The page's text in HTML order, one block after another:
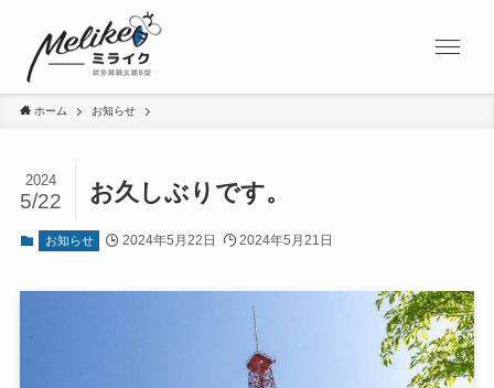
ホーム お知らせ
お久しぶりです。
2024
5/22
お知らせ 2024年5月22日 2024年5月21日